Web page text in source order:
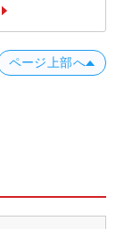
ページ上部へ